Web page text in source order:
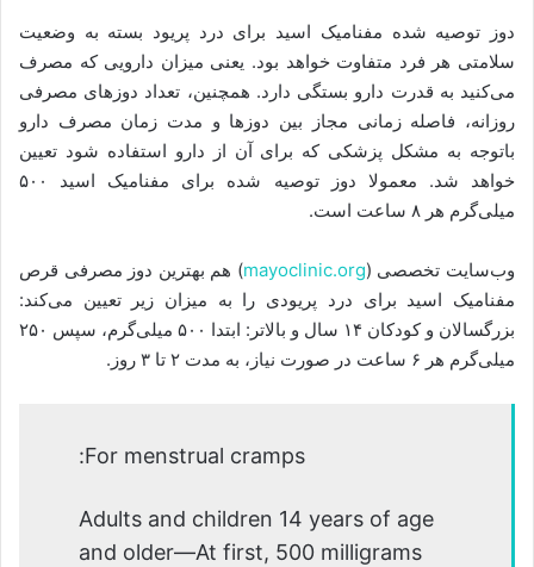
دوز توصیه شده مفنامیک اسید برای درد پریود بسته به وضعیت
سلامتی هر فرد متفاوت خواهد بود. یعنی میزان دارویی که مصرف
می‌کنید به قدرت دارو بستگی دارد. همچنین، تعداد دوزهای مصرفی
روزانه، فاصله زمانی مجاز بین دوزها و مدت زمان مصرف دارو
باتوجه به مشکل پزشکی که برای آن از دارو استفاده شود تعیین
خواهد شد. معمولا دوز توصیه شده برای مفنامیک اسید ۵۰۰
میلی‌گرم هر ۸ ساعت است.
وب‌سایت تخصصی (mayoclinic.org) هم بهترین دوز مصرفی قرص
مفنامیک اسید برای درد پریودی را به میزان زیر تعیین می‌کند:
بزرگسالان و کودکان ۱۴ سال و بالاتر: ابتدا ۵۰۰ میلی‌گرم، سپس ۲۵۰
میلی‌گرم هر ۶ ساعت در صورت نیاز، به مدت ۲ تا ۳ روز.
For menstrual cramps:
Adults and children 14 years of age
and older—At first, 500 milligrams